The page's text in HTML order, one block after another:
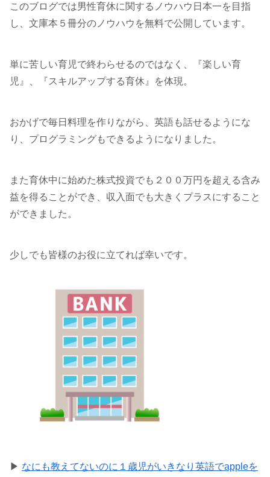
このブログでは男性育休に関するノウハウ日本一を目指
し、文庫本５冊分のノウハウを無料で公開しています。
単に苦しい育児で終わらせるのではなく、『楽しい育
児』、『スキルアップする育休』を体現。
おかげで毎日料理を作りながら、英語も話せるようにな
り、プログラミングもできるようになりました。
また育休中に始めた株式投資でも２００万円を超える含み
益を得ることができ、収入面でも大きくプラスにすること
ができました。
少しでも皆様のお役に立てれば幸いです。
▶ なにも教えてないのに１歳児がいきなり英語でappleを